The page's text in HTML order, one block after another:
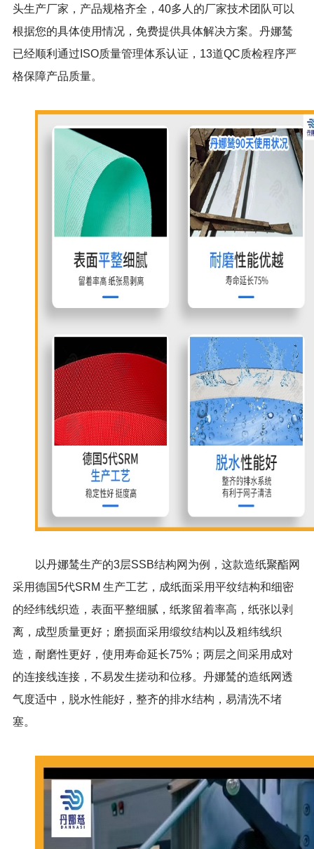
头生产厂家，产品规格齐全，40多人的厂家技术团队可以
根据您的具体使用情况，免费提供具体解决方案。丹娜鸶
已经顺利通过ISO质量管理体系认证，13道QC质检程序严
格保障产品质量。
以丹娜鸶生产的3层SSB结构网为例，这款造纸聚酯网
采用德国5代SRM 生产工艺，成纸面采用平纹结构和细密
的经纬线织造，表面平整细腻，纸浆留着率高，纸张以剥
离，成型质量更好；磨损面采用缎纹结构以及粗纬线织
造，耐磨性更好，使用寿命延长75%；两层之间采用成对
的连接线连接，不易发生搓动和位移。丹娜鸶的造纸网透
气度适中，脱水性能好，整齐的排水结构，易清洗不堵
塞。